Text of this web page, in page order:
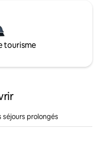
tourisme
prolongés